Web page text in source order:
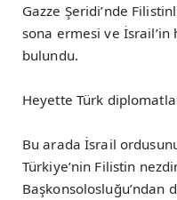
Gazze Şeridi’nde
sona ermesi ve İsrail’in
bulundu.
Heyette Türk
Bu arada İsrail
Türkiye’nin Filistin
Başkonsolosluğu’ndan